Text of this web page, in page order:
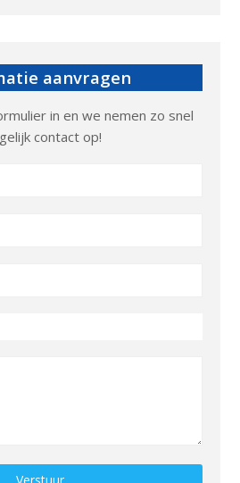
aanvragen
in en we nemen zo snel
contact op!